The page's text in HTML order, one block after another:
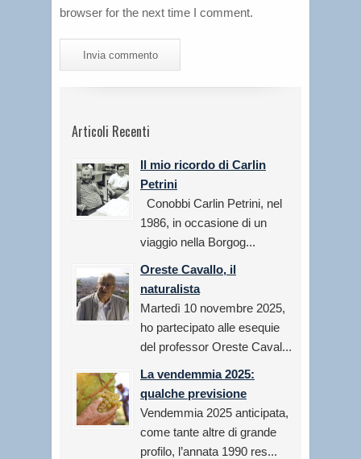
browser for the next time I comment.
Articoli Recenti
Il mio ricordo di Carlin
Petrini
Conobbi Carlin Petrini, nel
1986, in occasione di un
viaggio nella Borgog...
Oreste Cavallo, il
naturalista
Martedì 10 novembre 2025,
ho partecipato alle esequie
del professor Oreste Caval...
La vendemmia 2025:
qualche previsione
Vendemmia 2025 anticipata,
come tante altre di grande
profilo, l’annata 1990 res...